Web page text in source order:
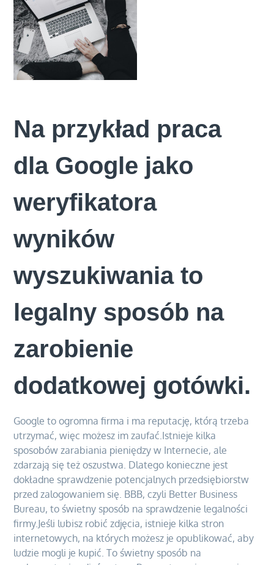
Na przykład praca
dla Google jako
weryfikatora
wyników
wyszukiwania to
legalny sposób na
zarobienie
dodatkowej gotówki.
Google to ogromna firma i ma reputację, którą trzeba
utrzymać, więc możesz im zaufać.Istnieje kilka
sposobów zarabiania pieniędzy w Internecie, ale
zdarzają się też oszustwa. Dlatego konieczne jest
dokładne sprawdzenie potencjalnych przedsiębiorstw
przed zalogowaniem się. BBB, czyli Better Business
Bureau, to świetny sposób na sprawdzenie legalności
firmy.Jeśli lubisz robić zdjęcia, istnieje kilka stron
internetowych, na których możesz je opublikować, aby
ludzie mogli je kupić. To świetny sposób na